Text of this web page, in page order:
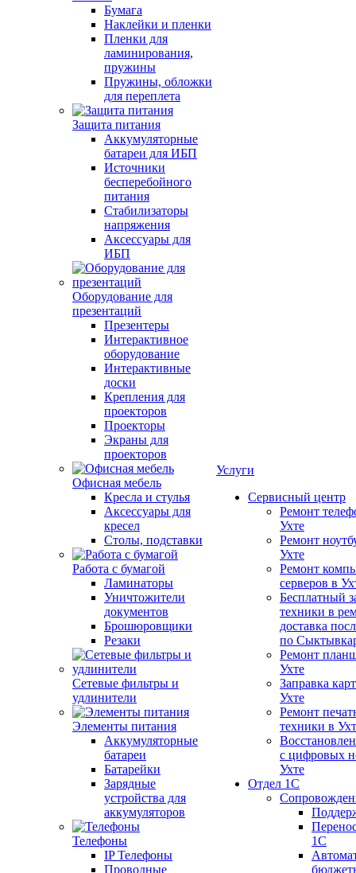
Бумага
Наклейки и пленки
Пленки для
ламинирования,
пружины
Пружины, обложки
для переплета
Защита питания
Аккумуляторные
батареи для ИБП
Источники
бесперебойного
питания
Стабилизаторы
напряжения
Аксессуары для
ИБП
Оборудование для
презентаций
Презентеры
Интерактивное
оборудование
Интерактивные
доски
Крепления для
проекторов
Проекторы
Экраны для
проекторов
Офисная мебель
Кресла и стулья
Аксессуары для
кресел
Столы, подставки
Работа с бумагой
Ламинаторы
Уничтожители
документов
Брошюровщики
Резаки
Сетевые фильтры и
удлинители
Элементы питания
Аккумуляторные
батареи
Батарейки
Зарядные
устройства для
аккумуляторов
Телефоны
IP Телефоны
Проводные
Услуги
Сервисный центр
Ремонт
Ухте
Ремонт
Ухте
Ремонт
серверов в
Бесплатный
техники в
доставка
по
Ремонт
Ухте
Заправка
Ухте
Ремонт
техники в
с цифровых
Ухте
Отдел 1С
1С